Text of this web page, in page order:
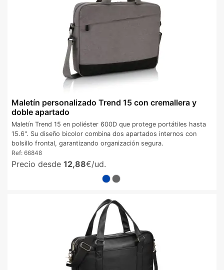
Maletín personalizado Trend 15 con cremallera y
doble apartado
Maletín Trend 15 en poliéster 600D que protege portátiles hasta
15.6". Su diseño bicolor combina dos apartados internos con
bolsillo frontal, garantizando organización segura.
Ref: 66848
Precio desde 12,88€/ud.